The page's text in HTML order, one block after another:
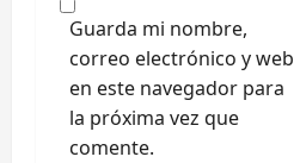
Guarda mi nombre,
correo electrónico y web
en este navegador para
la próxima vez que
comente.